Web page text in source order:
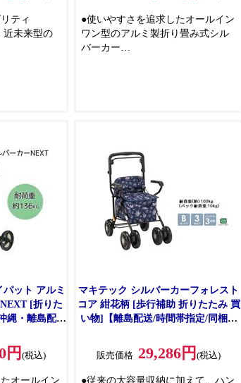
ティ
近未来型の
ンパクト収
険付き(1年
●使いやすさを追求したオールイン
ワン型のアルミ製折り畳み式シル
バーカー
●医療機器メーカーの専門チームが
●アルミ製で丈夫かつ軽量であり、
座面幅37cmで快適な座り心地を提
●左右折り・縦折りの2段階折畳機
●多目的利用バッグとステッキホル
ダーが標準装備され、ノーパンク
タイヤを採用
●ISO 13485:2016医療機器品質管理
システムの認証取得工場で生産
ット アルミ
[折りた
縄・離島配送
円 (税込)
オールイン
マキテック シルバーカーフォレスト
コア 紺花柄 [歩行補助 折りたたみ 買
い物]【離島配送/時間帯指定/同梱不
販売価格 29,286円 (税込)
●従来の大容量収納に加えて、ハン